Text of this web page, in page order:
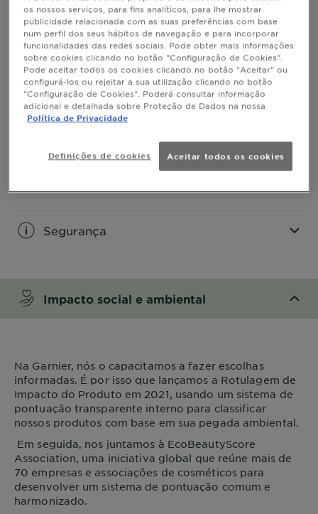
Informação do Produto
CLOSE SUBPANEL
Uso
CLOSE SUBPANEL
Ingredientes
CLOSE SUBPANEL
Segurança
Impacto social e ambiental
Na Garnier, nós o capacitamos a fazer escolhas
informadas. É por isso que lançamos a Rotulagem de
Impacto do Produto em 2021, usando um sistema de
pontuação transparente interno para classificar
nossos produtos com base em sua pegada ambiental.
Em seguida, nos juntamos à EcoBeautyScore
Association, uma iniciativa global que reúne mais de
70 empresas e associações de cosméticos para
desenvolver um sistema de pontuação comum e
harmonizado.
os nossos serviços, para fins analíticos, para lhe mostrar
publicidade relacionada com as suas preferências com base
num perfil dos seus hábitos de navegação e para incorporar
funcionalidades das redes sociais. Pode obter mais informações
sobre cookies clicando no botão "Configuração de Cookies".
Pode aceitar todos os cookies clicando no botão "Aceitar" ou
configurá-los ou rejeitar a sua utilização clicando no botão
"Configuração de Cookies". Poderá consultar informação
adicional e detalhada sobre Proteção de Dados na nossa
Política de Privacidade
Definições de cookies Aceitar todos os cookies